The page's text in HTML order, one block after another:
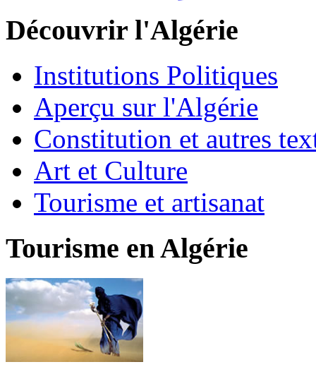
Découvrir l'Algérie
Institutions Politiques
Aperçu sur l'Algérie
Constitution et autres
Art et Culture
Tourisme et artisanat
Tourisme en Algérie